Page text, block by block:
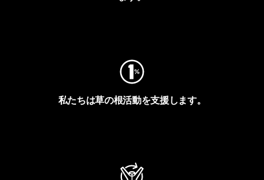
私たちは草の根活動を支援します。